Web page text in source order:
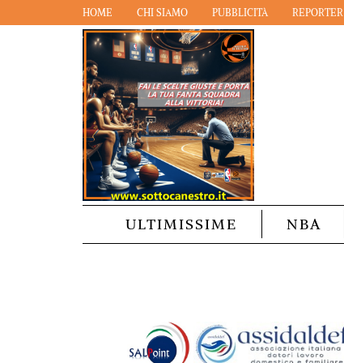
HOME CHI SIAMO PUBBLICITÀ REPORTER
ULTIMISSIME NBA